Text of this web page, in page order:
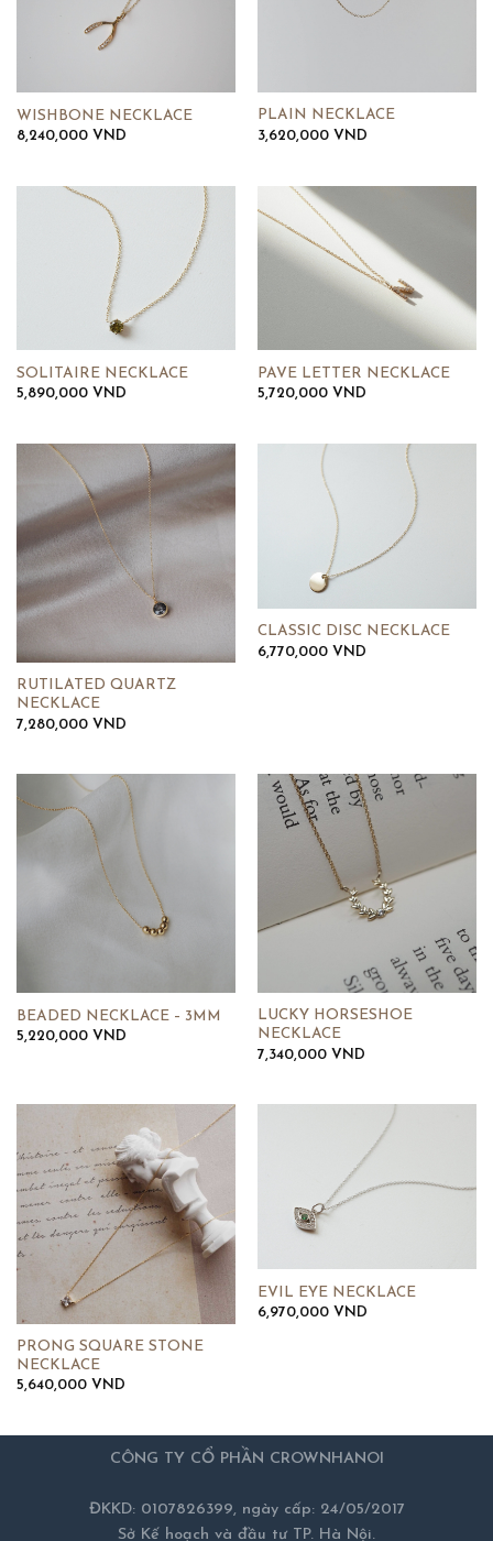
WISHBONE NECKLACE
8,240,000 VND
PLAIN NECKLACE
3,620,000 VND
SOLITAIRE NECKLACE
5,890,000 VND
PAVE LETTER NECKLACE
5,720,000 VND
RUTILATED QUARTZ
NECKLACE
7,280,000 VND
CLASSIC DISC NECKLACE
6,770,000 VND
BEADED NECKLACE – 3MM
5,220,000 VND
LUCKY HORSESHOE
NECKLACE
7,340,000 VND
PRONG SQUARE STONE
NECKLACE
5,640,000 VND
EVIL EYE NECKLACE
6,970,000 VND
CÔNG TY CỔ PHẦN CROWNHANOI
ĐKKD: 0107826399, ngày cấp: 24/05/2017
Sở Kế hoạch và đầu tư TP. Hà Nội.